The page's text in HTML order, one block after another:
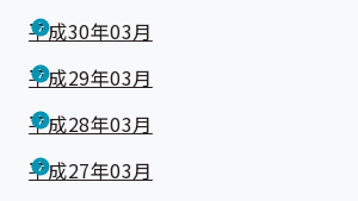
平成30年03月
平成29年03月
平成28年03月
平成27年03月